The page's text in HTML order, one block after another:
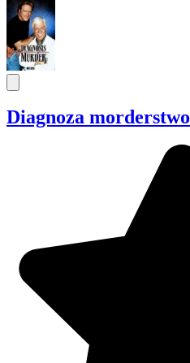
Diagnoza morderstwo